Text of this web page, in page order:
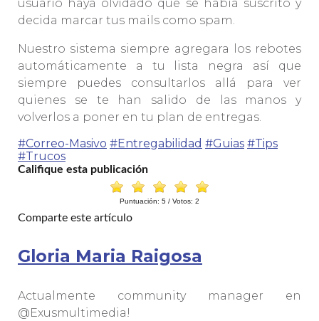
usuario haya olvidado que se había suscrito y
decida marcar tus mails como spam.
Nuestro sistema siempre agregara los rebotes
automáticamente a tu lista negra así que
siempre puedes consultarlos allá para ver
quienes se te han salido de las manos y
volverlos a poner en tu plan de entregas.
#Correo-Masivo #Entregabilidad #Guias #Tips
#Trucos
Califique esta publicación
Puntuación: 5 / Votos: 2
Comparte este artículo
Gloria Maria Raigosa
Actualmente community manager en
@Exusmultimedia!